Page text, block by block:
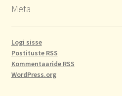
Meta
Logi sisse
Postituste RSS
Kommentaaride RSS
WordPress.org